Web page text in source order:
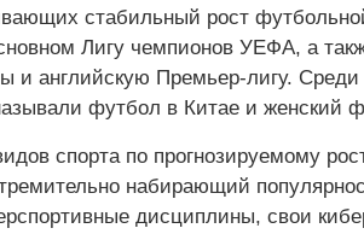
стабильный рост
Лигу чемпионов УЕФА, а
и английскую Премьер-лигу. Среди
футбол в Китае и женский
спорта по прогнозируемому
набирающий
дисциплины, свои